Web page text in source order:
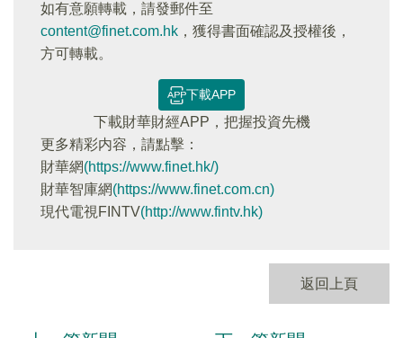
如有意願轉載，請發郵件至
content@finet.com.hk ，獲得書面確認及授權後，
方可轉載。
下載APP
下載財華財經APP，把握投資先機
更多精彩内容，請點擊：
財華網(https://www.finet.hk/)
財華智庫網(https://www.finet.com.cn)
現代電視FINTV(http://www.fintv.hk)
返回上頁